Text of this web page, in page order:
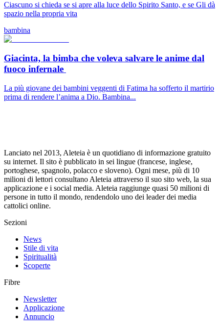
Ciascuno si chieda se si apre alla luce dello Spirito Santo, e se Gli dà
spazio nella propria vita
bambina
Giacinta, la bimba che voleva salvare le anime dal
fuoco infernale
La più giovane dei bambini veggenti di Fatima ha sofferto il martirio
prima di rendere l’anima a Dio. Bambina...
Lanciato nel 2013, Aleteia è un quotidiano di informazione gratuito
su internet. Il sito è pubblicato in sei lingue (francese, inglese,
portoghese, spagnolo, polacco e sloveno). Ogni mese, più di 10
milioni di lettori consultano Aleteia attraverso il suo sito web, la sua
applicazione e i social media. Aleteia raggiunge quasi 50 milioni di
persone in tutto il mondo, rendendolo uno dei leader dei media
cattolici online.
Sezioni
News
Stile di vita
Spiritualità
Scoperte
Fibre
Newsletter
Applicazione
Annuncio